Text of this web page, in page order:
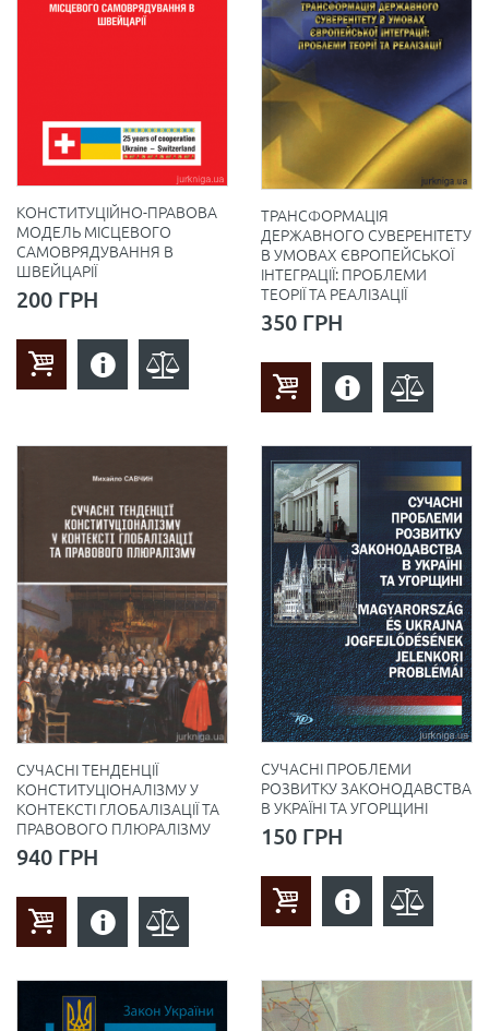
КОНСТИТУЦІЙНО-ПРАВОВА
МОДЕЛЬ МІСЦЕВОГО
САМОВРЯДУВАННЯ В
ШВЕЙЦАРІЇ
200 ГРН
ТРАНСФОРМАЦІЯ
ДЕРЖАВНОГО СУВЕРЕНІТЕТУ
В УМОВАХ ЄВРОПЕЙСЬКОЇ
ІНТЕГРАЦІЇ: ПРОБЛЕМИ
ТЕОРІЇ ТА РЕАЛІЗАЦІЇ
350 ГРН
СУЧАСНІ ТЕНДЕНЦІЇ
КОНСТИТУЦІОНАЛІЗМУ У
КОНТЕКСТІ ГЛОБАЛІЗАЦІЇ ТА
ПРАВОВОГО ПЛЮРАЛІЗМУ
940 ГРН
СУЧАСНІ ПРОБЛЕМИ
РОЗВИТКУ ЗАКОНОДАВСТВА
В УКРАЇНІ ТА УГОРЩИНІ
150 ГРН